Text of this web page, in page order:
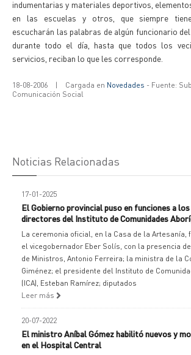
indumentarias y materiales deportivos,
en las escuelas y otros, que siempre
escucharán las palabras de algún funcionario
durante todo el día, hasta que todos los
servicios, reciban lo que les corresponde.
18-08-2006 | Cargada en Novedades - Fuente:
Comunicación Social
Noticias Relacionadas
17-01-2025
El Gobierno provincial puso en funciones a
directores del Instituto de Comunidades
La ceremonia oficial, en la Casa de la Artesanía,
el vicegobernador Eber Solís, con la presencia
de Ministros, Antonio Ferreira; la ministra de la
Giménez; el presidente del Instituto de
(ICA), Esteban Ramírez; diputados
Leer más
20-07-2022
El ministro Aníbal Gómez habilitó nuevos y
en el Hospital Central